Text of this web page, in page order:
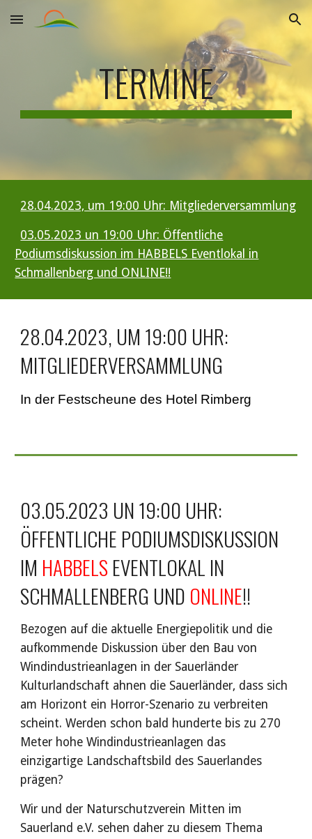
Skip to main content Skip to navigation
TERMINE
28.04.2023, um 19:00 Uhr: Mitgliederversammlung
03.05.2023 un 19:00 Uhr: Öffentliche
Podiumsdiskussion im HABBELS Eventlokal in
Schmallenberg und ONLINE!!
28.04.2023, UM 19:00 UHR:
MITGLIEDERVERSAMMLUNG
In der Festscheune des Hotel Rimberg
03.05.2023 UN 19:00 UHR:
ÖFFENTLICHE PODIUMSDISKUSSION
IM HABBELSEVENTLOKAL IN
SCHMALLENBERG UND ONLINE!!
Bezogen auf die aktuelle Energiepolitik und die
aufkommende Diskussion über den Bau von
Windindustrieanlagen in der Sauerländer
Kulturlandschaft ahnen die Sauerländer, dass sich
am Horizont ein Horror-Szenario zu verbreiten
scheint. Werden schon bald hunderte bis zu 270
Meter hohe Windindustrieanlagen das
einzigartige Landschaftsbild des Sauerlandes
prägen?
Wir und der Naturschutzverein Mitten im
Sauerland e.V. sehen daher zu diesem Thema